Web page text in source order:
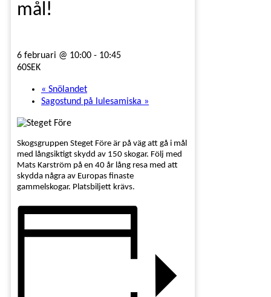
mål!
6 februari @ 10:00 - 10:45
60SEK
« Snölandet
Sagostund på lulesamiska »
Skogsgruppen Steget Före är på väg att gå i mål
med långsiktigt skydd av 150 skogar. Följ med
Mats Karström på en 40 år lång resa med att
skydda några av Europas finaste
gammelskogar. Platsbiljett krävs.